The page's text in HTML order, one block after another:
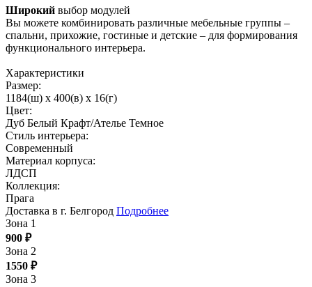
Широкий выбор модулей
Вы можете комбинировать различные мебельные группы –
спальни, прихожие, гостиные и детские – для формирования
функционального интерьера.
Характеристики
Размер:
1184(ш) x 400(в) x 16(г)
Цвет:
Дуб Белый Крафт/Ателье Темное
Стиль интерьера:
Современный
Материал корпуса:
ЛДСП
Коллекция:
Прага
Доставка в г. Белгород Подробнее
Зона 1
900 ₽
Зона 2
1550 ₽
Зона 3